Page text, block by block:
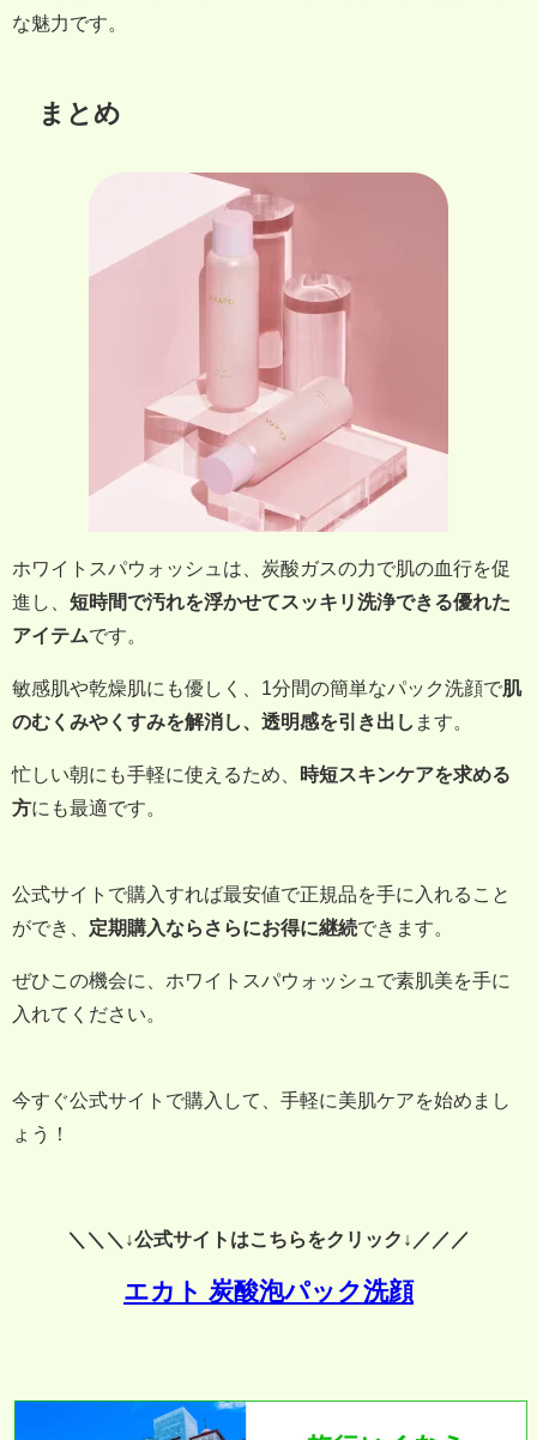
な魅力です。
まとめ
ホワイトスパウォッシュは、炭酸ガスの力で肌の血行を促
進し、 短時間で汚れを浮かせてスッキリ洗浄できる優れた
アイテムです。
敏感肌や乾燥肌にも優しく、1分間の簡単なパック洗顔で肌
のむくみやくすみを解消し、透明感を引き出し ます。
忙しい朝にも手軽に使えるため、
時短スキンケアを求める
方にも最適です。
公式サイトで購入すれば最安値で正規品を手に入れること
ができ、 定期購入ならさらにお得に継続できます。
ぜひこの機会に、ホワイトスパウォッシュで素肌美を手に
入れてください。
今すぐ公式サイトで購入して、手軽に美肌ケアを始めまし
ょう！
＼＼＼↓公式サイトはこちらをクリック↓／／／
エカト 炭酸泡パック洗顔